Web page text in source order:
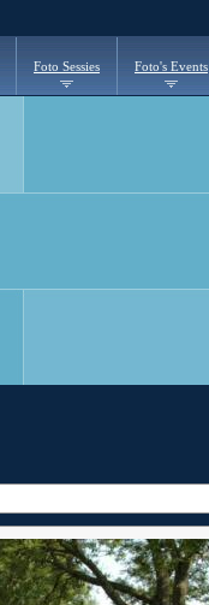
Foto Sessies Foto's Events